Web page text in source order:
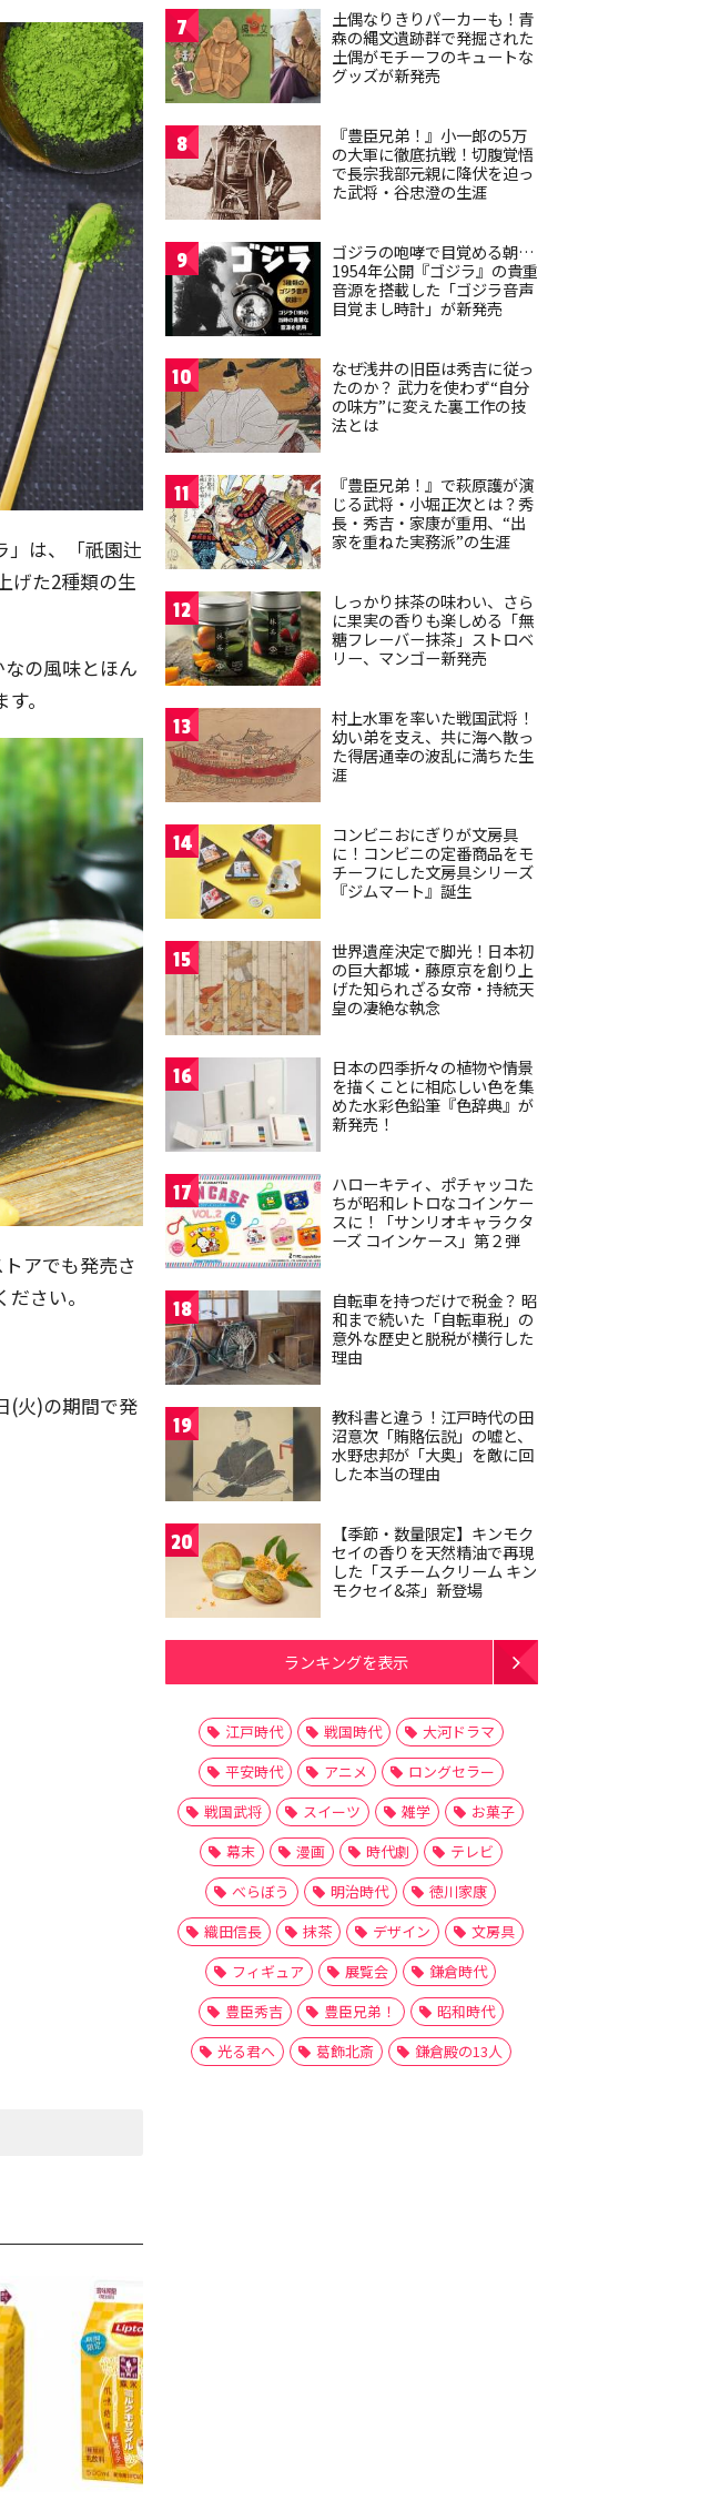
」は、「祇園辻
げた2種類の生
の風味とほん
。
アでも発売さ
さい。
(火)の期間で発
7
土偶なりきりパーカーも！青
森の縄文遺跡群で発掘された
土偶がモチーフのキュートな
グッズが新発売
8
『豊臣兄弟！』小一郎の5万
の大軍に徹底抗戦！切腹覚悟
で長宗我部元親に降伏を迫っ
た武将・谷忠澄の生涯
9
ゴジラの咆哮で目覚める朝…
1954年公開『ゴジラ』の貴重
音源を搭載した「ゴジラ音声
目覚まし時計」が新発売
10
なぜ浅井の旧臣は秀吉に従っ
たのか？ 武力を使わず“自分
の味方”に変えた裏工作の技
法とは
11
『豊臣兄弟！』で萩原護が演
じる武将・小堀正次とは？秀
長・秀吉・家康が重用、“出
家を重ねた実務派”の生涯
12
しっかり抹茶の味わい、さら
に果実の香りも楽しめる「無
糖フレーバー抹茶」ストロベ
リー、マンゴー新発売
13
村上水軍を率いた戦国武将！
幼い弟を支え、共に海へ散っ
た得居通幸の波乱に満ちた生
涯
14
コンビニおにぎりが文房具
に！コンビニの定番商品をモ
チーフにした文房具シリーズ
『ジムマート』誕生
15
世界遺産決定で脚光！日本初
の巨大都城・藤原京を創り上
げた知られざる女帝・持統天
皇の凄絶な執念
16
日本の四季折々の植物や情景
を描くことに相応しい色を集
めた水彩色鉛筆『色辞典』が
新発売！
17
ハローキティ、ポチャッコた
ちが昭和レトロなコインケー
スに！「サンリオキャラクタ
ーズ コインケース」第２弾
18
自転車を持つだけで税金？ 昭
和まで続いた「自転車税」の
意外な歴史と脱税が横行した
理由
19
教科書と違う！江戸時代の田
沼意次「賄賂伝説」の嘘と、
水野忠邦が「大奥」を敵に回
した本当の理由
20
【季節・数量限定】キンモク
セイの香りを天然精油で再現
した「スチームクリーム キン
モクセイ&茶」新登場
ランキングを表示
江戸時代 戦国時代
大河ドラマ
平安時代
アニメ
ロングセラー
戦国武将
スイーツ 雑学
お菓子
幕末
漫画 時代劇
テレビ
べらぼう
明治時代
徳川家康
織田信長
抹茶 デザイン
文房具
フィギュア
展覧会
鎌倉時代
豊臣秀吉
豊臣兄弟！
昭和時代
光る君へ
葛飾北斎 鎌倉殿の13人